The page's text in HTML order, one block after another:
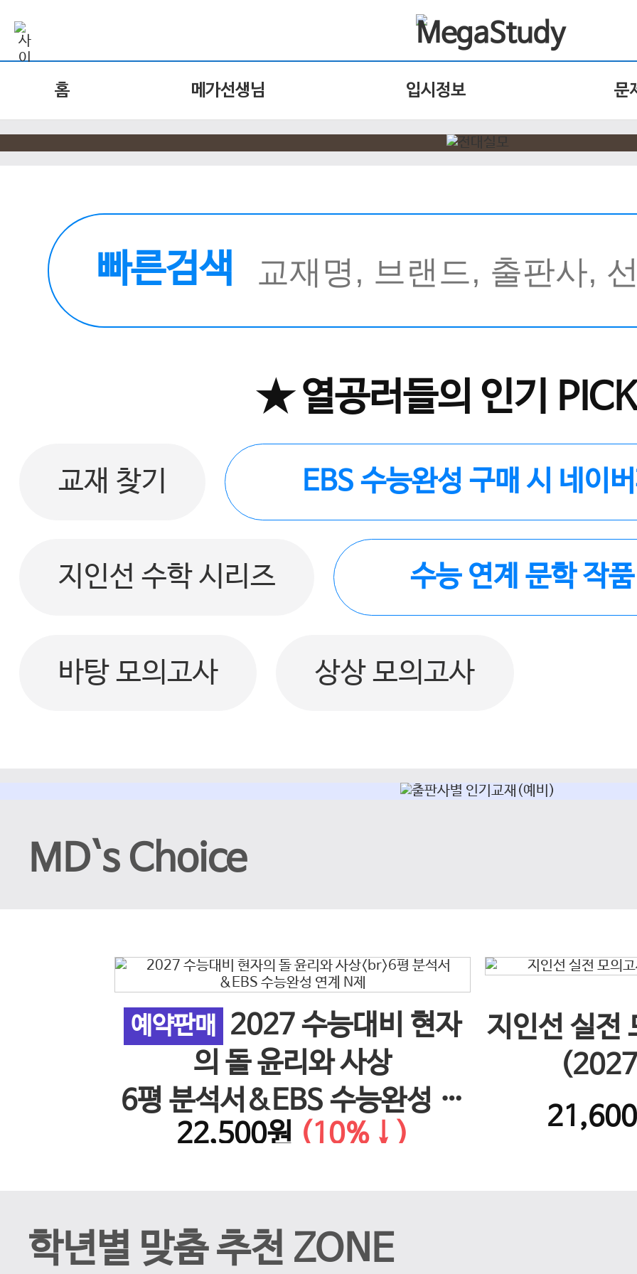
홈 메가선생님 입시정보 문
빠른검색
★ 열공러들의 인기
교재 찾기 EBS 수능완성 구매 시 네이
지인선 수학 시리즈 수능 연계 문학 작
바탕 모의고사 상상 모의고사
MD`s Choice
예약판매
2027 수능대비 현자
의 돌 윤리와 사상
6평 분석서&EBS 수능완성 연
계 N제
22,500원 (10%↓)
지인선 실전
학년별 맞춤 추천 ZONE